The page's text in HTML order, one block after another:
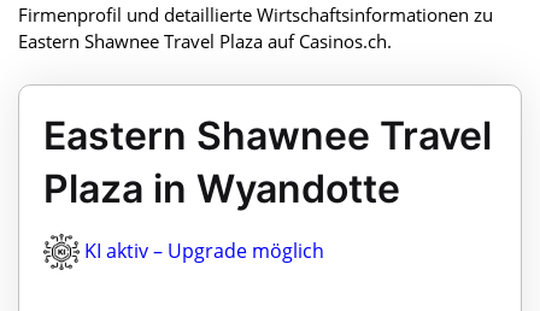
Firmenprofil und detaillierte Wirtschaftsinformationen zu
Eastern Shawnee Travel Plaza auf Casinos.ch.
Eastern Shawnee Travel
Plaza in Wyandotte
KI aktiv – Upgrade möglich